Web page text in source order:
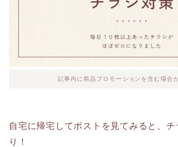
記事内に商品プロモーションを含む場合
自宅に帰宅してポストを見てみると、
り！